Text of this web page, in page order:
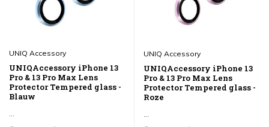
UNIQ Accessory
UNIQAccessory iPhone 13
Pro & 13 Pro Max Lens
Protector Tempered glass -
Blauw
UNIQ Accessory
UNIQAccessory iPhone 13
Pro & 13 Pro Max Lens
Protector Tempered glass -
Roze